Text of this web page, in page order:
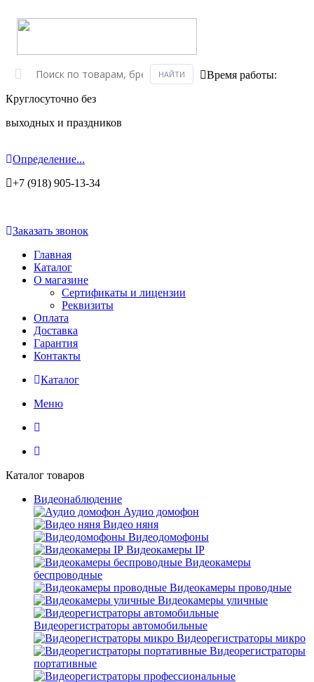
Время работы:
Круглосуточно без
выходных и праздников
Определение...
+7 (918) 905-13-34
Заказать звонок
Главная
Каталог
О магазине
Сертификаты и лицензии
Реквизиты
Оплата
Доставка
Гарантия
Контакты
Каталог
Меню
Каталог товаров
Видеонаблюдение
Аудио домофон
Видео няня
Видеодомофоны
Видеокамеры IP
Видеокамеры
беспроводные
Видеокамеры проводные
Видеокамеры уличные
Видеорегистраторы автомобильные
Видеорегистраторы микро
Видеорегистраторы
портативные